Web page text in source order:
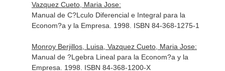
Vazquez Cueto, Maria Jose:
Manual de C?Lculo Diferencial e Integral para la
Econom?a y la Empresa. 1998. ISBN 84-368-1275-1
Monroy Berjillos, Luisa, Vazquez Cueto, Maria Jose:
Manual de ?Lgebra Lineal para la Econom?a y la
Empresa. 1998. ISBN 84-368-1200-X